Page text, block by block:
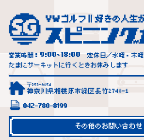
営業時間： 9:00~18:00定休日／水曜・木曜
たまにサーキットに行くときお休みします
〒252-0154
神奈川県相模原市緑区長竹2748-1
042-780-8199
その他のお問い合わせ